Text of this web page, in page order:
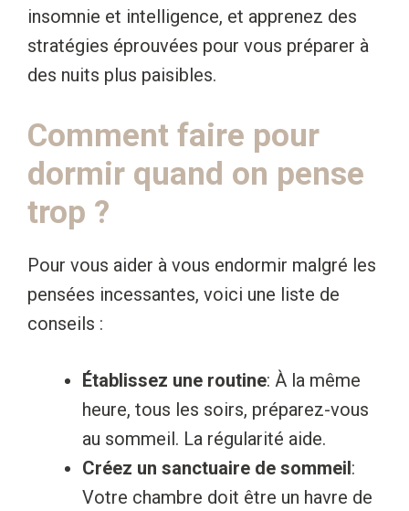
insomnie et intelligence, et apprenez des
stratégies éprouvées pour vous préparer à
des nuits plus paisibles.
Comment faire pour
dormir quand on pense
trop ?
Pour vous aider à vous endormir malgré les
pensées incessantes, voici une liste de
conseils :
Établissez une routine: À la même
heure, tous les soirs, préparez-vous
au sommeil. La régularité aide.
Créez un sanctuaire de sommeil:
Votre chambre doit être un havre de